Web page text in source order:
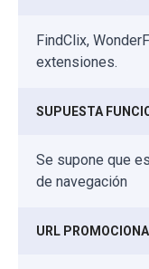
FindClix,
extensiones.
SUPUESTA
Se supone que
de navegación
URL